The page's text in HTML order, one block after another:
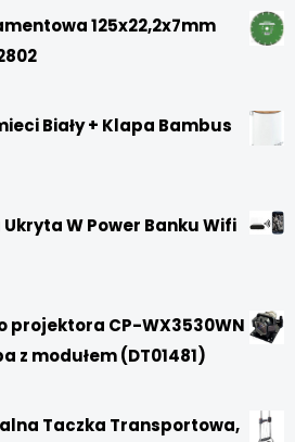
125x22,2x7mm
Biały + Klapa Bambus
W Power Banku Wifi
projektora CP-WX3530WN
z modułem (DT01481)
Taczka Transportowa,